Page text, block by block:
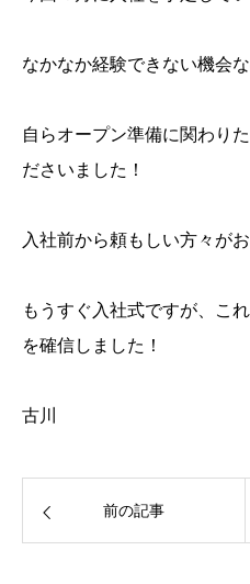
なかなか経験できない機会
自らオープン準備に関わり
ださいました！
入社前から頼もしい方々が
もうすぐ入社式ですが、こ
を確信しました！
古川
前の記事